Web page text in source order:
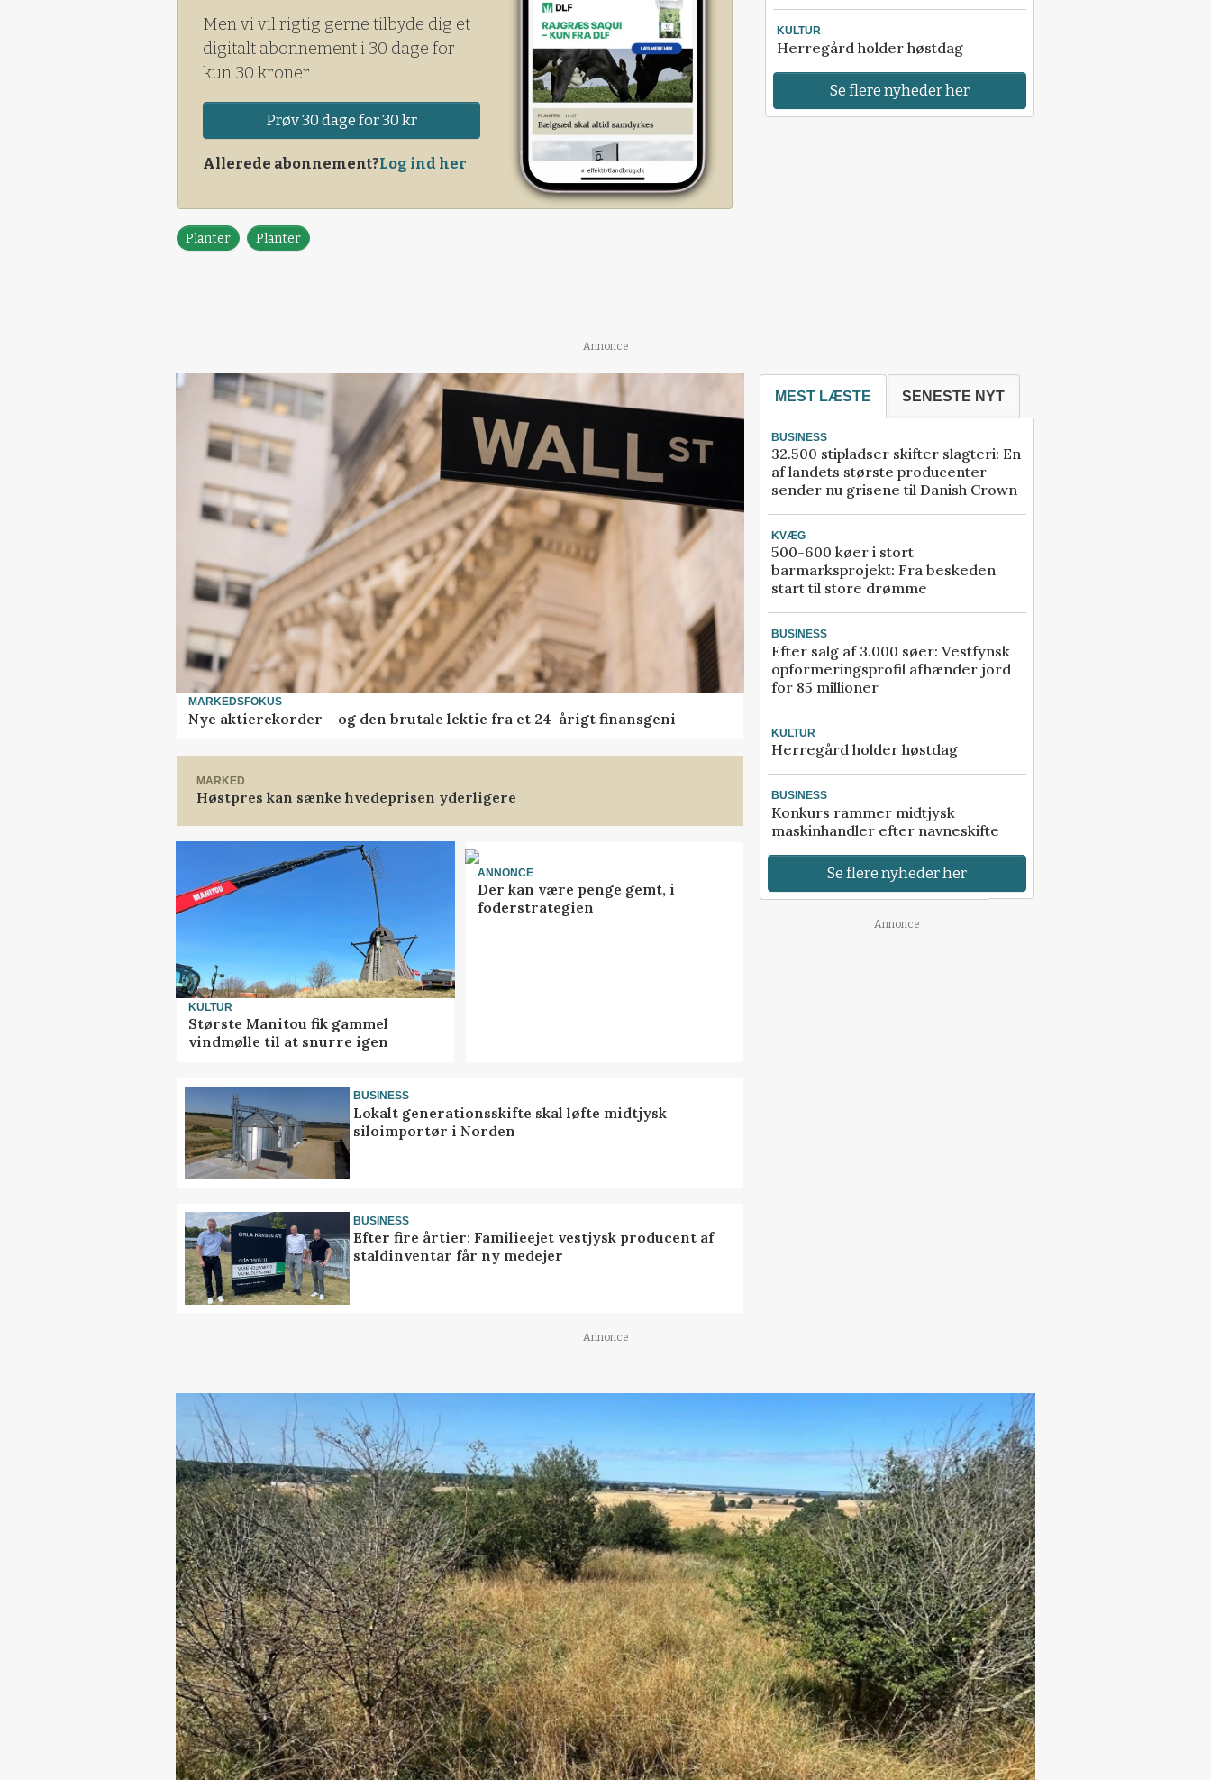
Men vi vil rigtig gerne tilbyde dig et
digitalt abonnement i 30 dage for
kun 30 kroner.
Prøv 30 dage for 30 kr
Allerede abonnement?Log ind her
Planter Planter
KULTUR
Herregård holder høstdag
Se flere nyheder her
Annonce
MARKEDSFOKUS
Nye aktierekorder – og den brutale lektie fra et 24-årigt finansgeni
MARKED
Høstpres kan sænke hvedeprisen yderligere
KULTUR
Største Manitou fik gammel
vindmølle til at snurre igen
ANNONCE
Der kan være penge gemt, i
foderstrategien
BUSINESS
Lokalt generationsskifte skal løfte midtjysk
siloimportør i Norden
BUSINESS
Efter fire årtier: Familieejet vestjysk producent af
staldinventar får ny medejer
MEST LÆSTE SENESTE NYT
BUSINESS
32.500 stipladser skifter slagteri: En
af landets største producenter
sender nu grisene til Danish Crown
KVÆG
500-600 køer i stort
barmarksprojekt: Fra beskeden
start til store drømme
BUSINESS
Efter salg af 3.000 søer: Vestfynsk
opformeringsprofil afhænder jord
for 85 millioner
KULTUR
Herregård holder høstdag
BUSINESS
Konkurs rammer midtjysk
maskinhandler efter navneskifte
Se flere nyheder her
Annonce
Annonce